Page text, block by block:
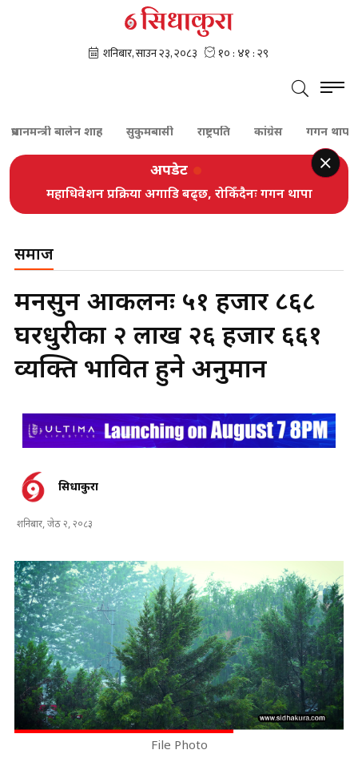
बालेन शाह सुकुमबासी राष्ट्रपति कांग्रेस गगन थापा
अपडेट
महाधिवेशन प्रक्रिया अगाडि बढ्छ, रोकिँदैनः गगन थापा
समाज
मनसुन आकलनः ५१ हजार ८६८
घरधुरीका २ लाख २६ हजार ६६१
व्यक्ति प्रभावित हुने अनुमान
सिधाकुरा
शनिबार, जेठ २, २०८३
File Photo